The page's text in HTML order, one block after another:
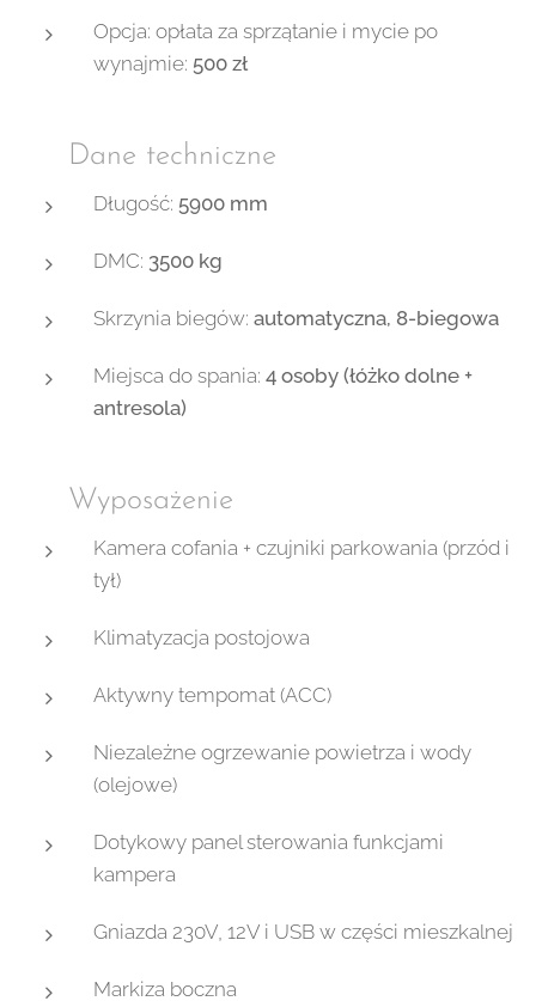
Opcja: opłata za sprzątanie i mycie po
wynajmie: 500 zł
📊 Dane techniczne
Długość: 5900 mm
DMC: 3500 kg
Skrzynia biegów: automatyczna, 8-biegowa
Miejsca do spania: 4 osoby (łóżko dolne +
antresola)
🛠 Wyposażenie
Kamera cofania + czujniki parkowania (przód i
tył)
Klimatyzacja postojowa
Aktywny tempomat (ACC)
Niezależne ogrzewanie powietrza i wody
(olejowe)
Dotykowy panel sterowania funkcjami
kampera
Gniazda 230V, 12V i USB w części mieszkalnej
Markiza boczna